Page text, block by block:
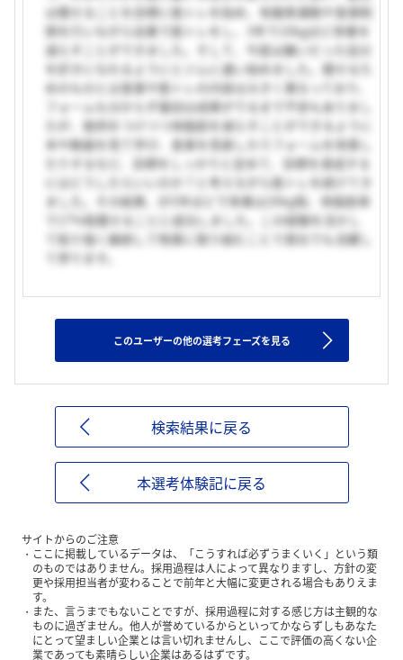
は痩せることを目標に筋トレを始め、有酸素運動や食事制
限を行いながら自重で筋トレをし、3年で10kgほど体重を
減らすことができました。そして、今度は嫌いだった自分
を好きになれるようにとジムに通い始めました。痩せるた
めのものとは食事や筋トレの内容は大きく異なっており、
フォームも分からず最初は成果がでるまで不安もありまし
たが、筋肉をつけつつ体脂肪を減らすことができるように
本や動画を見て学び、食事を見直したりフォームを改善し
たりするなど、目標をしっかりと定めて、目標を達成する
にはどうしたらいいのか？と考えながら筋トレを続けてき
ました。その結果、計5年ほどで体重は20kg程、体脂肪率
で17%程痩せることに成功しました。この経験を活かし
て粘り強く継続して物事に取り組むことで貴社でも活躍し
て参ります。
このユーザーの他の選考フェーズを見る
検索結果に戻る
本選考体験記に戻る
サイトからのご注意
ここに掲載しているデータは、「こうすれば必ずうまくいく」という類
のものではありません。採用過程は人によって異なりますし、方針の変
更や採用担当者が変わることで前年と大幅に変更される場合もありえま
す。
また、言うまでもないことですが、採用過程に対する感じ方は主観的な
ものに過ぎません。他人が誉めているからといってかならずしもあなた
にとって望ましい企業とは言い切れませんし、ここで評価の高くない企
業であっても素晴らしい企業はあるはずです。